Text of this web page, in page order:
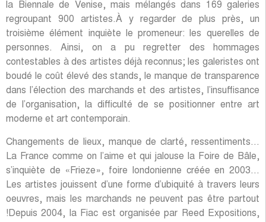
la Biennale de Venise, mais mélangés dans 169 galeries
regroupant 900 artistes.À y regarder de plus près, un
troisième élément inquiète le promeneur: les querelles de
personnes. Ainsi, on a pu regretter des hommages
contestables à des artistes déjà reconnus; les galeristes ont
boudé le coût élevé des stands, le manque de transparence
dans l’élection des marchands et des artistes, l’insuffisance
de l’organisation, la difficulté de se positionner entre art
moderne et art contemporain.
Changements de lieux, manque de clarté, ressentiments…
La France comme on l’aime et qui jalouse la Foire de Bâle,
s’inquiète de «Frieze», foire londonienne créée en 2003…
Les artistes jouissent d’une forme d’ubiquité à travers leurs
oeuvres, mais les marchands ne peuvent pas être partout
!Depuis 2004, la Fiac est organisée par Reed Expositions,